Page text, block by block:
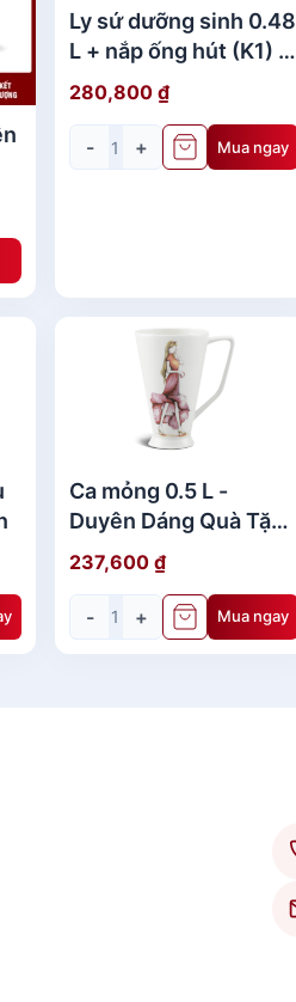
Ly sứ dưỡng sinh 0.48
L + nắp ống hút (K1) -
Hổ Yêu Thương Quà
Tặng Sự Kiện
280,800 ₫
- + Mua ngay
Ca mỏng 0.5 L -
Duyên Dáng Quà Tặng
Sự Kiện
237,600 ₫
- + Mua ngay